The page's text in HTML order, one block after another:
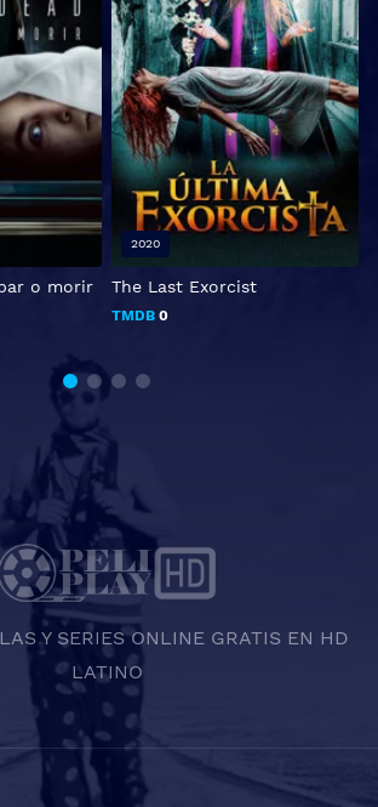
o morir The Last Exorcist
TMDB 0
2020
Y SERIES ONLINE GRATIS EN HD
LATINO